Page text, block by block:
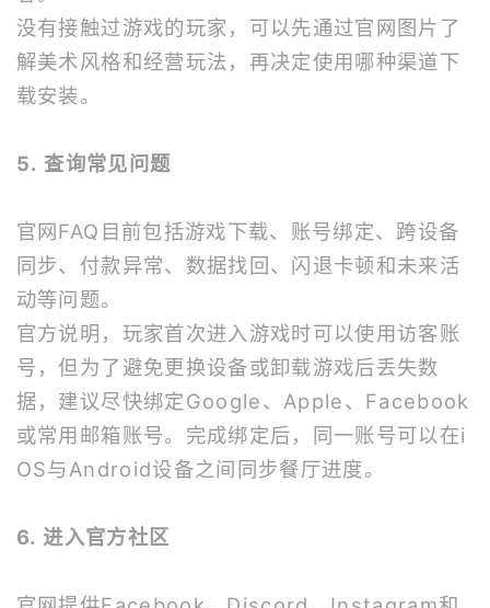
没有接触过游戏的玩家，可以先通过官网图片了
解美术风格和经营玩法，再决定使用哪种渠道下
载安装。
5. 查询常见问题
官网FAQ目前包括游戏下载、账号绑定、跨设备
同步、付款异常、数据找回、闪退卡顿和未来活
动等问题。
官方说明，玩家首次进入游戏时可以使用访客账
号，但为了避免更换设备或卸载游戏后丢失数
据，建议尽快绑定Google、Apple、Facebook
或常用邮箱账号。完成绑定后，同一账号可以在i
OS与Android设备之间同步餐厅进度。
6. 进入官方社区